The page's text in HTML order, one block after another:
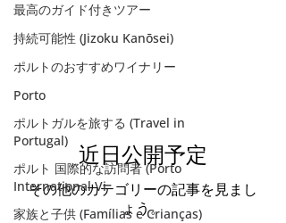
最高のガイド付きツアー
持続可能性 (Jizoku Kanōsei)
ポルトのおすすめワイナリー
Porto
ポルトガルを旅する (Travel in
Portugal)
ポルト 国際的な訪問者 (Porto
International Vi
家族と子供 (Famílias e Crianças)
温泉 (Onsen)
(Fontes termais)
近日公開予定
その他のカテゴリーの記事を見まし
ょう。